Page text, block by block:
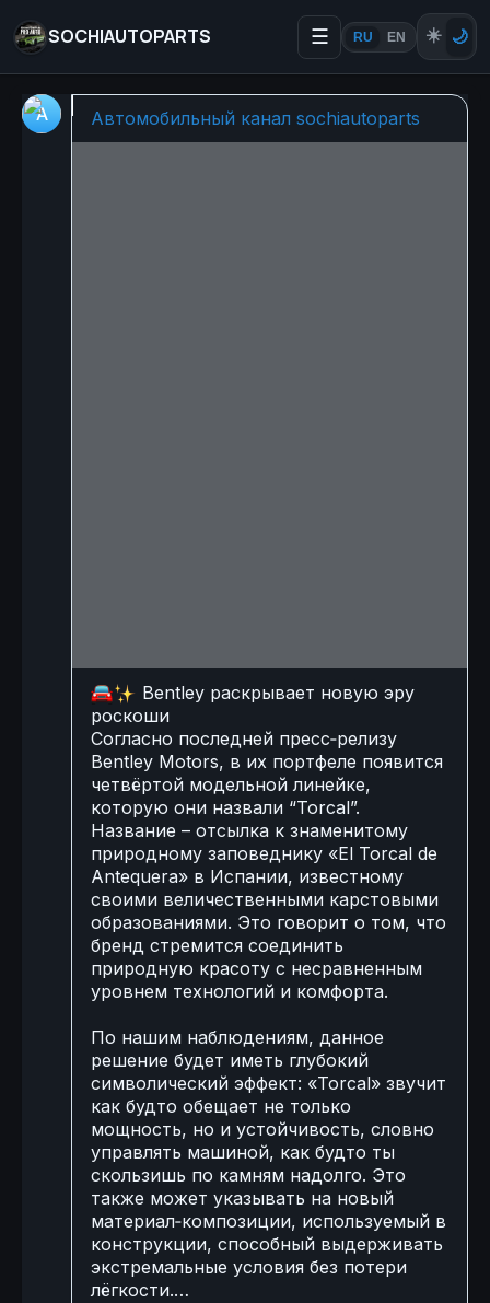
SOCHIAUTOPARTS ☰ RU EN ☀️ 🌙
🚘✨ Bentley раскрывает
Автомобильный канал sochiautoparts
Bentley раскрывает новую эру
роскоши
Согласно последней пресс‑релизу
Bentley Motors, в их портфеле появится
четвёртой модельной линейке,
которую они назвали “Torcal”.
Название – отсылка к знаменитому
природному заповеднику «El Torcal de
Antequera» в Испании, известному
своими величественными карстовыми
образованиями. Это говорит о том, что
бренд стремится соединить
природную красоту с несравненным
уровнем технологий и комфорта.
По нашим наблюдениям, данное
решение будет иметь глубокий
символический эффект: «Torcal» звучит
как будто обещает не только
мощность, но и устойчивость, словно
управлять машиной, как будто ты
скользишь по камням надолго. Это
также может указывать на новый
материал‑композиции, используемый в
конструкции, способный выдерживать
экстремальные условия без потери
лёгкости.…